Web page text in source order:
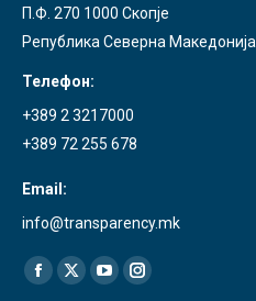
П.Ф. 270 1000 Скопје
Република Северна Македонија
Телефон:
+389 2 3217000
+389 72 255 678
Email:
info@transparency.mk
Find us on:
Facebook
X
YouTubeInstagram